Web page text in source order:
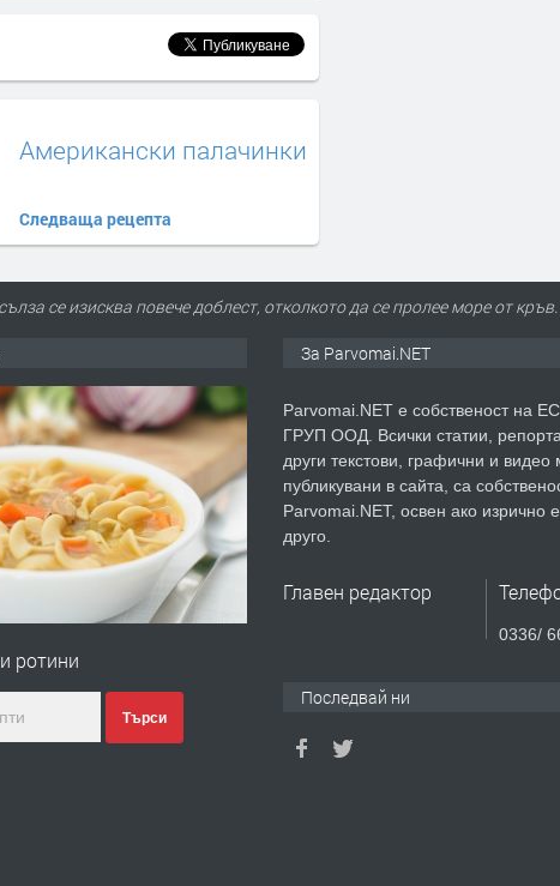
Американски палачинки
Следваща рецепта
се изисква повече доблест, отколкото да се пролее море от
ротини
Търси
За Parvomai.NET
Parvomai.NET е собственост на
ГРУП ООД. Всички статии,
други текстови, графични и видео
публикувани в сайта, са
Parvomai.NET, освен ако изрично
друго.
Главен редактор
0336/
Последвай ни